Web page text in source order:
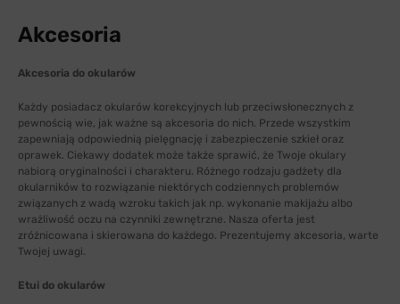
Akcesoria
Akcesoria do okularów
Każdy posiadacz okularów korekcyjnych lub przeciwsłonecznych z
pewnością wie, jak ważne są akcesoria do nich. Przede wszystkim
zapewniają odpowiednią pielęgnację i zabezpieczenie szkieł oraz
oprawek. Ciekawy dodatek może także sprawić, że Twoje okulary
nabiorą oryginalności i charakteru. Różnego rodzaju gadżety dla
okularników to rozwiązanie niektórych codziennych problemów
związanych z wadą wzroku takich jak np. wykonanie makijażu albo
wrażliwość oczu na czynniki zewnętrzne. Nasza oferta jest
zróżnicowana i skierowana do każdego. Prezentujemy akcesoria, warte
Twojej uwagi.
Etui do okularów